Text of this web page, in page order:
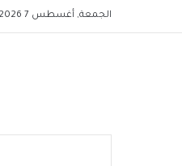
الجمعة, أغسطس 7 2026